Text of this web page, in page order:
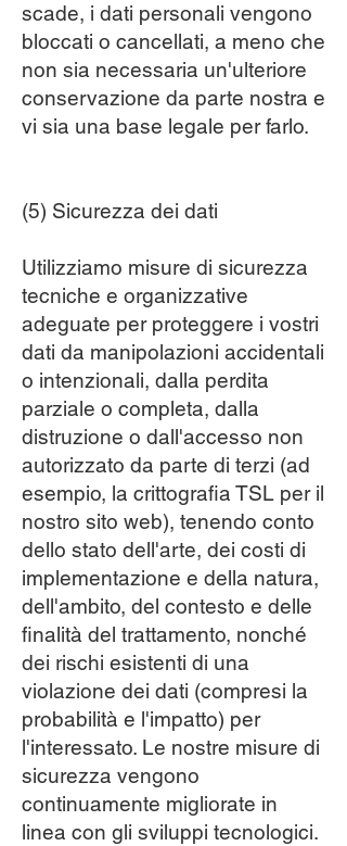
scade, i dati personali vengono
bloccati o cancellati, a meno che
non sia necessaria un'ulteriore
conservazione da parte nostra e
vi sia una base legale per farlo.
(5) Sicurezza dei dati
Utilizziamo misure di sicurezza
tecniche e organizzative
adeguate per proteggere i vostri
dati da manipolazioni accidentali
o intenzionali, dalla perdita
parziale o completa, dalla
distruzione o dall'accesso non
autorizzato da parte di terzi (ad
esempio, la crittografia TSL per il
nostro sito web), tenendo conto
dello stato dell'arte, dei costi di
implementazione e della natura,
dell'ambito, del contesto e delle
finalità del trattamento, nonché
dei rischi esistenti di una
violazione dei dati (compresi la
probabilità e l'impatto) per
l'interessato. Le nostre misure di
sicurezza vengono
continuamente migliorate in
linea con gli sviluppi tecnologici.